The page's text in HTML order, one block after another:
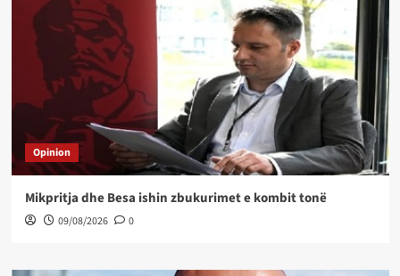
Opinion
Mikpritja dhe Besa ishin zbukurimet e kombit tonë
09/08/2026 0